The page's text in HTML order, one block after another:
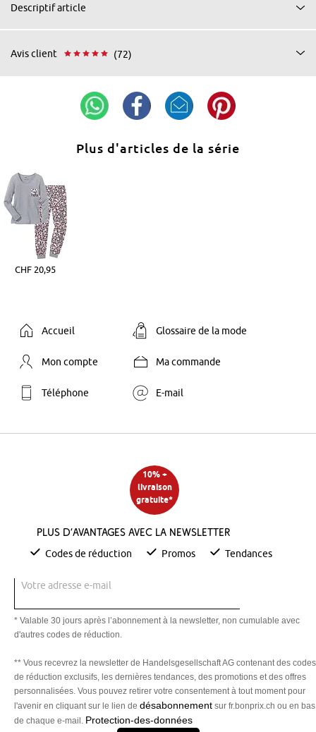
Descriptif article
Avis client (72)
Plus d'articles de la série
CHF 20,95
Accueil Glossaire de la mode
Mon compte Ma commande
Téléphone E-mail
10% +
livraison
gratuite*
Plus d’avantages avec la newsletter
Codes de réduction Promos Tendances
Votre adresse e-mail
* Valable 30 jours après l’abonnement à la newsletter, non cumulable avec
d'autres codes de réduction.
** Vous recevrez la newsletter de Handelsgesellschaft AG contenant des codes
de réduction exclusifs, les dernières tendances, des promotions et des offres
personnalisées. Vous pouvez retirer votre consentement à tout moment pour
l'avenir en cliquant sur le lien de désabonnement sur fr.bonprix.ch ou en bas
de chaque e-mail. Protection-des-données